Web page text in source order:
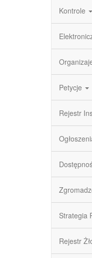
Kontrole
Petycje
Rejestr
Strategia
Rejestr